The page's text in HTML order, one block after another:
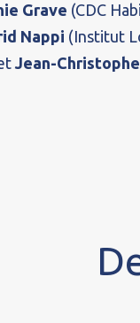
Grave (CDC
Nappi (Institut
Jean-